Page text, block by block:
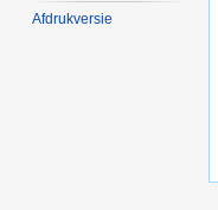
Afdrukversie